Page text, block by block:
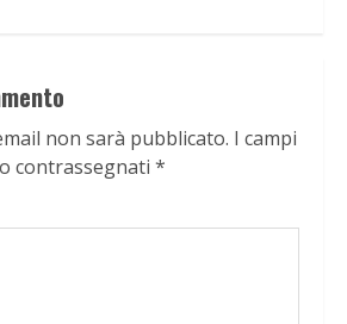
non sarà pubblicato. I campi
contrassegnati *